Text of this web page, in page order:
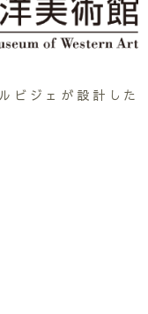
ビジェが設計した